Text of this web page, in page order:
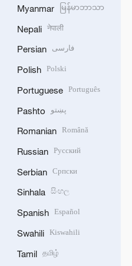
Myanmar မြန်မာဘာသာ
Nepali नेपाली
Persian فارسی
Polish Polski
Portuguese Português
Pashto پښتو
Romanian Română
Russian Русский
Serbian Српски
Sinhala සිංහල
Spanish Español
Swahili Kiswahili
Tamil தமிழ்